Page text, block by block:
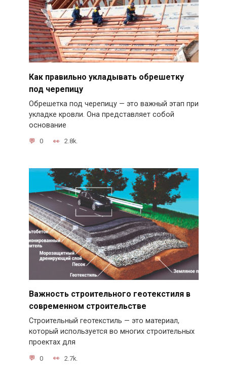
Как правильно укладывать обрешетку
под черепицу
Обрешетка под черепицу — это важный этап при
укладке кровли. Она представляет собой
основание
0 2.8k.
Важность строительного геотекстиля в
современном строительстве
Строительный геотекстиль — это материал,
который используется во многих строительных
проектах для
0 2.7k.